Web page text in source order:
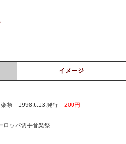
イメージ
楽祭 1998.6.13.発行 200円